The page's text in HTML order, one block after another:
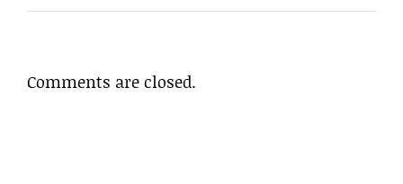
Comments are closed.